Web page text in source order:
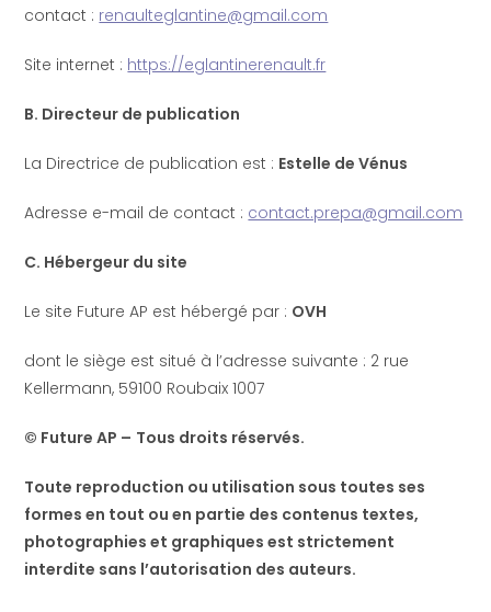
contact : renaulteglantine@gmail.com
Site internet : https://eglantinerenault.fr
B. Directeur de publication
La Directrice de publication est : Estelle de Vénus
Adresse e-mail de contact : contact.prepa@gmail.com
C. Hébergeur du site
Le site Future AP est hébergé par : OVH
dont le siège est situé à l’adresse suivante : 2 rue
Kellermann, 59100 Roubaix 1007
© Future AP – Tous droits réservés.
Toute reproduction ou utilisation sous toutes ses
formes en tout ou en partie des contenus textes,
photographies et graphiques est strictement
interdite sans l’autorisation des auteurs.